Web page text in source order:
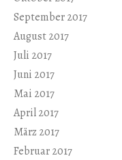
September 2017
August 2017
Juli 2017
Juni 2017
Mai 2017
April 2017
März 2017
Februar 2017